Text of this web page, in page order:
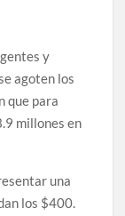
y
agoten los
que para
millones en
una
los $400.